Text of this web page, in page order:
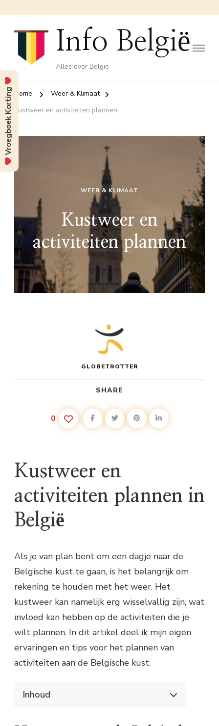
Info België
Alles over Belgie
Home
Weer & Klimaat
Kustweer en activiteiten plannen
WEER & KLIMAAT
Kustweer en
activiteiten plannen
GLOBETROTTER
SHARE
0
Kustweer en
activiteiten plannen in
België
Als je van plan bent om een dagje naar de
Belgische kust te gaan, is het belangrijk om
rekening te houden met het weer. Het
kustweer kan namelijk erg wisselvallig zijn, wat
invloed kan hebben op de activiteiten die je
wilt plannen. In dit artikel deel ik mijn eigen
ervaringen en tips voor het plannen van
activiteiten aan de Belgische kust.
Inhoud
Het weer aan de Belgische kust
Vroegboek Korting